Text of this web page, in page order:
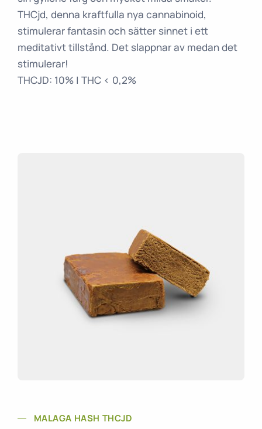
THCjd, denna kraftfulla nya cannabinoid,
stimulerar fantasin och sätter sinnet i ett
meditativt tillstånd. Det slappnar av medan det
stimulerar!
THCJD: 10% | THC < 0,2%
MALAGA HASH THCJD